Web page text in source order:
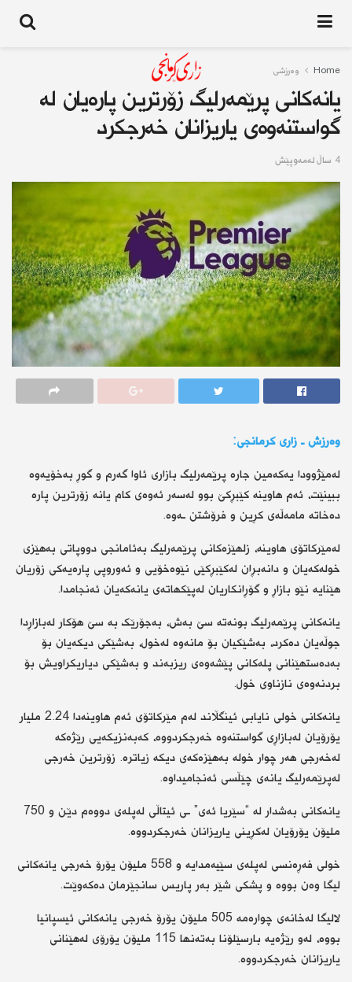
Home وەرزشی
یانەکانی پرێمەرلیگ زۆرترین پارەیان لە
گواستنەوەی یاریزانان خەرجکرد
4 ساڵ له‌مه‌وپێش
وەرزش ـ زاری کرمانجی:
لەمێژوودا یەکەمین جارە پرێمەرلیگ بازاری ئاوا گەرم و گوڕ بەخۆیەوە
ببینێت، ئەم هاوینە کێبڕکێ بوو لەسەر ئەوەی کام یانە زۆرترین پارە
دەخاتە مامەڵەی کڕین و فرۆشتن ـەوە.
لەمێرکاتۆی هاوینە، زلهێزەکانی پرێمەرلیگ بەئامانجی دووپاتی بەهێزی
خولەکەیان و دانەبڕان لەکێبڕکێی نێوەخۆیی و ئەوروپی پارەیەکی زۆریان
هێنایە نێو بازاڕ و گۆڕانکاریان لەپێکهاتەی یانەکەیان ئەنجامدا.
یانەکانی پرێمەرلیگ بونەتە سێ بەش، بەجۆرێک بە سێ هۆکار لەبازاڕدا
جوڵەیان دەکرد، بەشێکیان بۆ مانەوە لەخول، بەشێکی دیکەیان بۆ
بەدەستهێنانی پلەکانی پێشەوەی ریزبەند و بەشێکی دیاریکراویش بۆ
بردنەوەی نازناوی خول.
یانەکانی خولی نایابی ئینگڵاند لەم مێرکاتۆی ئەم هاوینەدا 2.24 ملیار
یۆرۆیان لەبازاڕی گواستنەوە خەرجکردووە، کەبەنزیکەیی رێژەکە
لەخەرجی هەر چوار خولە بەهێزەکەی دیکە زیاترە. زۆرترین خەرجی
لەپرێمەرلیگ یانەی چێڵسی ئەنجامیداوە.
یانەکانی بەشدار لە “سێریا ئەی” ـی ئیتاڵی لەپلەی دووەم دێن و 750
ملیۆن یۆرۆیان لەکڕینی یاریزانان خەرجکردووە.
خولی فەڕەنسی لەپلەی سێیەمدایە و 558 ملیۆن یۆرۆ خەرجی یانەکانی
لیگا وەن بووە و پشکی شێر بەر پاریس سانجێرمان دەکەوێت.
لالیگا لەخانەی چوارەمە 505 ملیۆن یۆرۆ خەرجی یانەکانی ئیسپانیا
بووە، لەو رێژەیە بارسێلۆنا بەتەنها 115 ملیۆن یۆرۆی لەهێنانی
یاریزانان خەرجکردووە.